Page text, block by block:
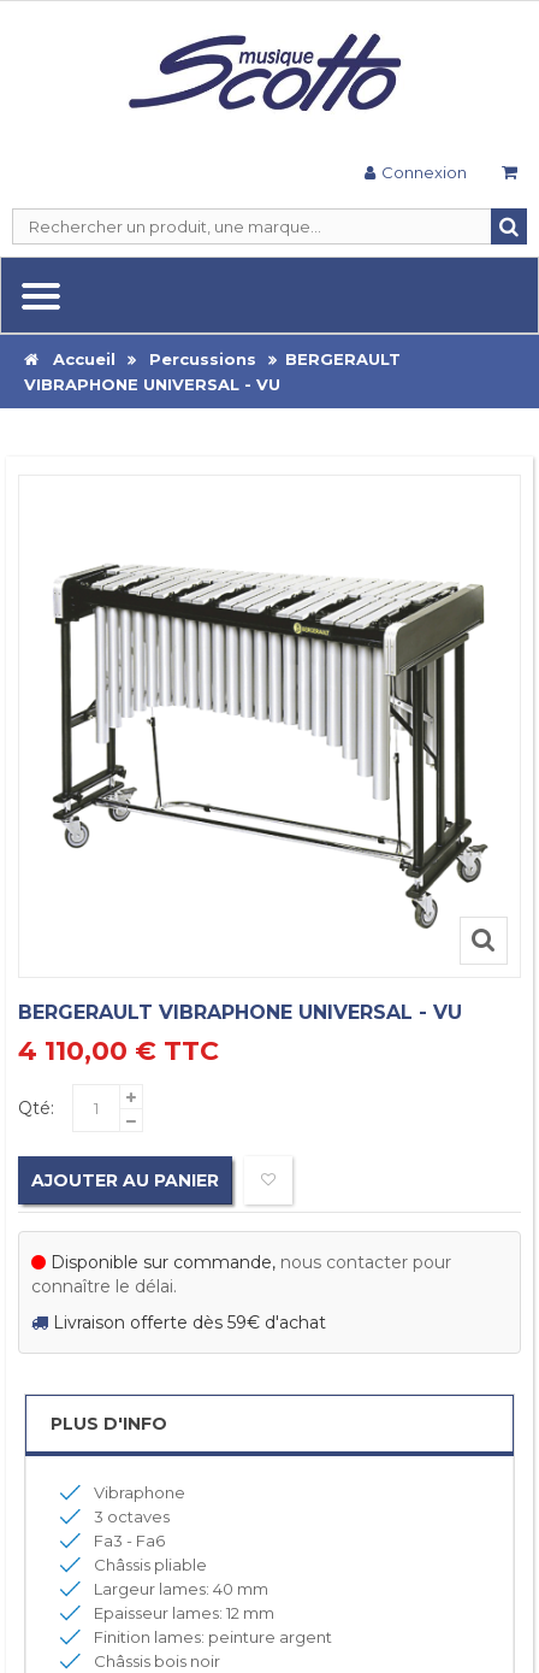
Connexion
Accueil Percussions
BERGERAULT
VIBRAPHONE UNIVERSAL - VU
BERGERAULT VIBRAPHONE UNIVERSAL - VU
4 110,00 € TTC
Qté:
AJOUTER AU PANIER
Disponible sur commande, nous contacter pour
connaître le délai.
Livraison offerte dès 59€ d'achat
PLUS D'INFO
Vibraphone
3 octaves
Fa3 - Fa6
Châssis pliable
Largeur lames: 40 mm
Epaisseur lames: 12 mm
Finition lames: peinture argent
Châssis bois noir